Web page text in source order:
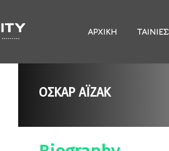
ΑΡΧΙΚΉ ΤΑΙΝΊΕΣ
ΌΣΚΑΡ ΆΙΖΑΚ